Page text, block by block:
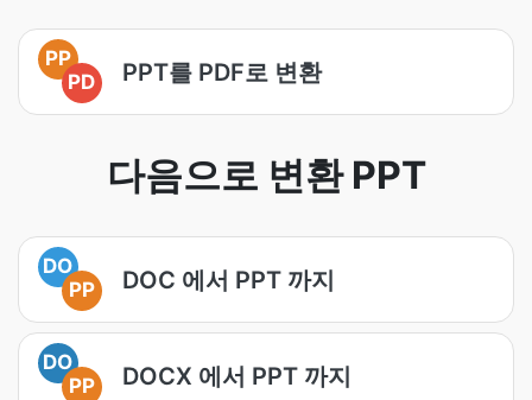
PP
PD
PPT를 PDF로 변환
다음으로 변환 PPT
DO
PP
DOC 에서 PPT 까지
DO
PP
DOCX 에서 PPT 까지